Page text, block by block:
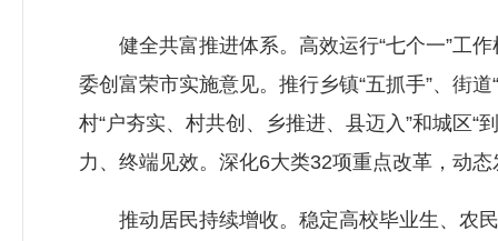
健全共富推进体系。高效运行“七个一”工作
委创富荣市实施意见。推行乡镇“五抓手”、街
村“户夯实、村共创、乡推进、县迈入”和城区
力、终端见效。深化6大类32项重点改革，动
推动居民持续增收。稳定高校毕业生、农民